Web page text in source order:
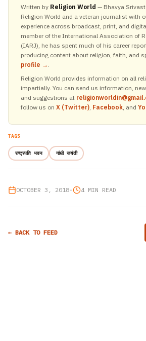
Written by Religion World — Bhavya
Religion World and a veteran journalist with
experience across broadcast, print, and
member of the International Association of
(IARJ), he has spent much of his career
producing content about religion, faith, and
profile → .
Religion World provides information on all
impartially. You can send us information,
and suggestions at
follow us on X (Twitter), Facebook, and
TAGS
राष्ट्रपति भवन गांधी जयंती
OCTOBER 3, 2018• 4 MIN READ
← BACK TO FEED